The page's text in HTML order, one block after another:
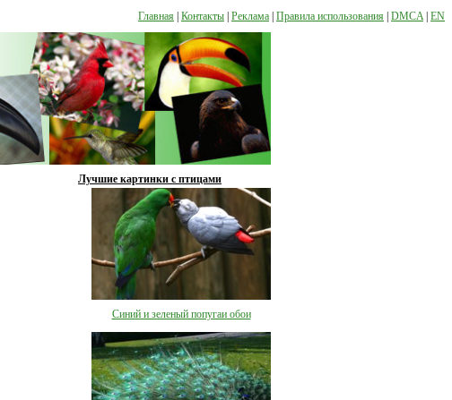
Главная Контакты Реклама Правила использования DMCA EN
Лучшие картинки с птицами
Синий и зеленый попугаи обои